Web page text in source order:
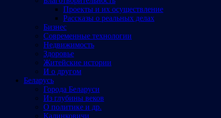
Проекты и их осуществление
Рассказы о реальных делах
Бизнес
Современные технологии
Недвижимость
Здоровье
Житейские истории
И о другом
Беларусь
Города Беларуси
Из глубины веков
О политике и др.
Калинковичи